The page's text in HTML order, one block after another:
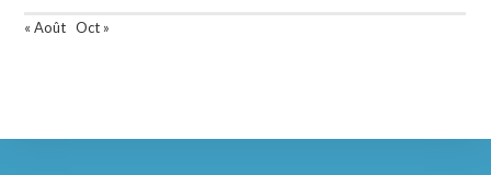
« Août Oct »